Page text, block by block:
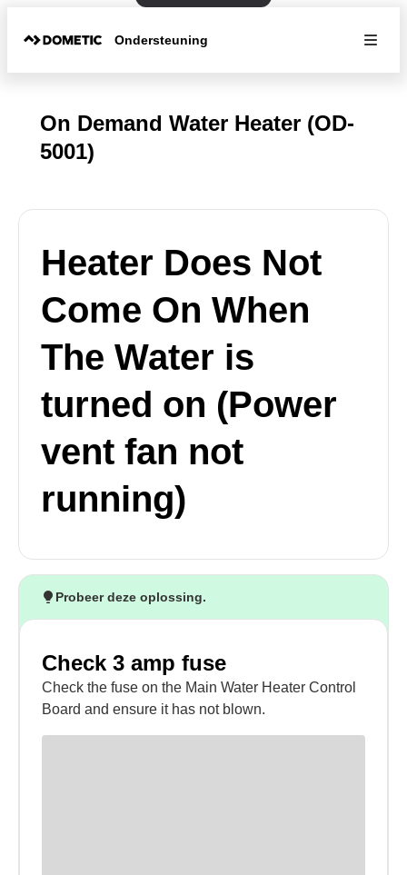
Ondersteuning
On Demand Water Heater (OD-
5001)
Heater Does Not
Come On When
The Water is
turned on (Power
vent fan not
running)
Probeer deze oplossing.
Check 3 amp fuse
Check the fuse on the Main Water Heater Control
Board and ensure it has not blown.